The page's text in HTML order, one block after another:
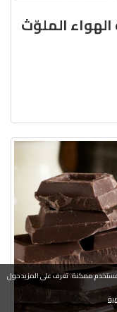
الهواء الملوّث
ممكنة. تعرف على المزيد حول